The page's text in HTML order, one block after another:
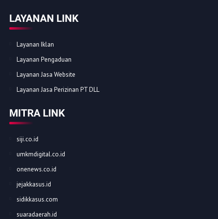
LAYANAN LINK
Layanan Iklan
Layanan Pengaduan
Layanan Jasa Website
Layanan Jasa Perizinan PT DLL
MITRA LINK
siji.co.id
umkmdigital.co.id
onenews.co.id
jejakkasus.id
sidikkasus.com
suaradaerah.id